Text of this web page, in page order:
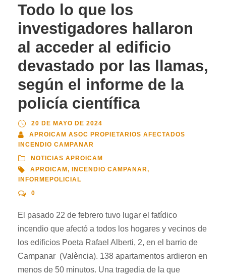
Todo lo que los
investigadores hallaron
al acceder al edificio
devastado por las llamas,
según el informe de la
policía científica
20 DE MAYO DE 2024
APROICAM ASOC PROPIETARIOS AFECTADOS
INCENDIO CAMPANAR
NOTICIAS APROICAM
APROICAM, INCENDIO CAMPANAR,
INFORMEPOLICIAL
0
El pasado 22 de febrero tuvo lugar el fatídico
incendio que afectó a todos los hogares y vecinos de
los edificios Poeta Rafael Alberti, 2, en el barrio de
Campanar (València). 138 apartamentos ardieron en
menos de 50 minutos. Una tragedia de la que